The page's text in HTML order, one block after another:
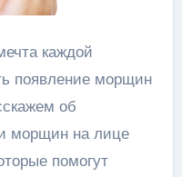
каждой
появление морщин
об
морщин на лице
помогут